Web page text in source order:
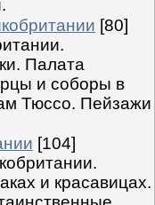
[80]
Палата
и соборы в
Тюссо. Пейзажи
[104]
и красавицах.